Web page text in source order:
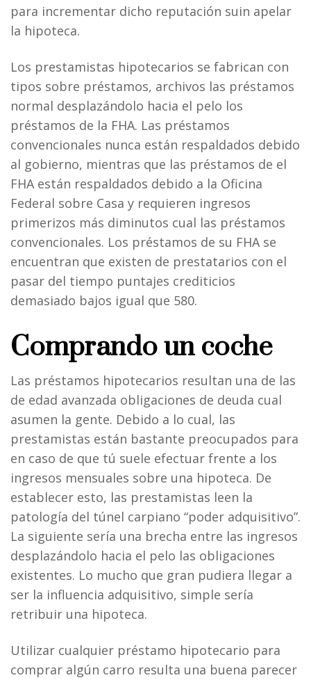
para incrementar dicho reputación suin apelar
la hipoteca.
Los prestamistas hipotecarios se fabrican con
tipos sobre préstamos, archivos las préstamos
normal desplazándolo hacia el pelo los
préstamos de la FHA. Las préstamos
convencionales nunca están respaldados debido
al gobierno, mientras que las préstamos de el
FHA están respaldados debido a la Oficina
Federal sobre Casa y requieren ingresos
primerizos más diminutos cual las préstamos
convencionales. Los préstamos de su FHA se
encuentran que existen de prestatarios con el
pasar del tiempo puntajes crediticios
demasiado bajos igual que 580.
Comprando un coche
Las préstamos hipotecarios resultan una de las
de edad avanzada obligaciones de deuda cual
asumen la gente. Debido a lo cual, las
prestamistas están bastante preocupados para
en caso de que tú suele efectuar frente a los
ingresos mensuales sobre una hipoteca. De
establecer esto, las prestamistas leen la
patologí­a del túnel carpiano “poder adquisitivo”.
La siguiente sería una brecha entre las ingresos
desplazándolo hacia el pelo las obligaciones
existentes. Lo mucho que gran pudiera llegar a
ser la influencia adquisitivo, simple sería
retribuir una hipoteca.
Utilizar cualquier préstamo hipotecario para
comprar algún carro resulta una buena parecer